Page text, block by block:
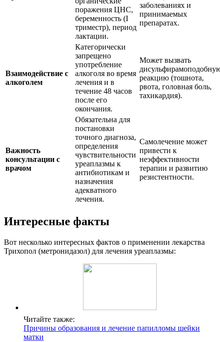
поражения ЦНС,
беременность (I
триместр), период
лактации.
заболеваниях и
принимаемых
препаратах.
Взаимодействие с
алкоголем
Категорически
запрещено
употребление
алкоголя во время
лечения и в
течение 48 часов
после его
окончания.
Может вызвать
реакцию (тошнота,
рвота, головная боль,
тахикардия).
Важность
консультации с
врачом
Обязательна для
постановки
точного диагноза,
определения
чувствительности
уреаплазмы к
антибиотикам и
назначения
адекватного
лечения.
Самолечение может
привести к
неэффективности
терапии и развитию
резистентности.
Интересные факты
Вот несколько интересных фактов о применении лекарства
Трихопол (метронидазол) для лечения уреаплазмы:
Читайте также:
Причины образования и лечение папилломы шейки
матки